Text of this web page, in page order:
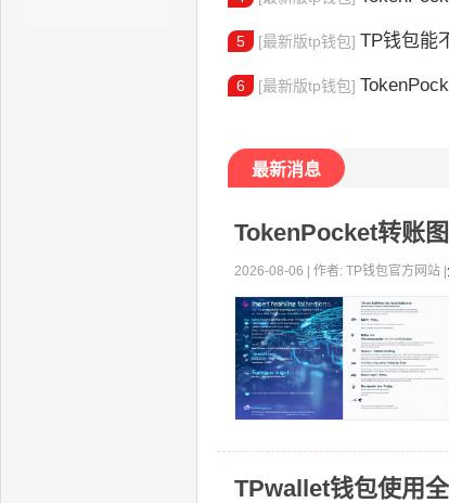
5 [最新版tp钱包] TP钱包能
6 [最新版tp钱包] TokenPocket加速
最新消息
TokenPocket转账
2026-08-06 | 作者: TP钱包官方网站 |
TPwallet钱包使用